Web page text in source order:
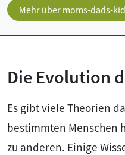
Mehr über moms-dads-
Die Evolution
Es gibt viele Theorien
bestimmten Menschen
zu anderen. Einige